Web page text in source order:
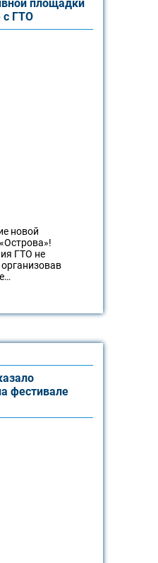
площадки
с ГТО
новой
ГТО не
фестивале